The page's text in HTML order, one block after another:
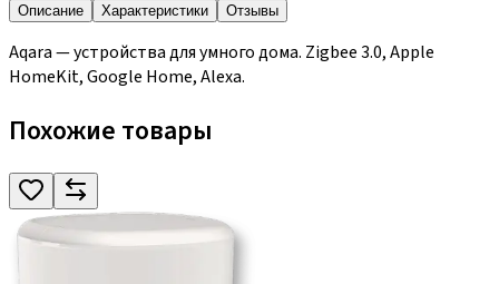
Описание Характеристики Отзывы
Aqara — устройства для умного дома. Zigbee 3.0, Apple
HomeKit, Google Home, Alexa.
Похожие товары